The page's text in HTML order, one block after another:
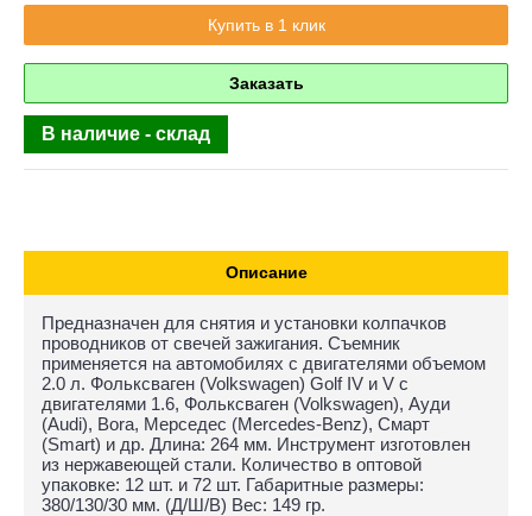
Купить в 1 клик
Заказать
В наличие - склад
Описание
Предназначен для снятия и установки колпачков
проводников от свечей зажигания. Съемник
применяется на автомобилях с двигателями объемом
2.0 л. Фольксваген (Volkswagen) Golf IV и V с
двигателями 1.6, Фольксваген (Volkswagen), Ауди
(Audi), Bora, Мерседес (Mercedes-Benz), Смарт
(Smart) и др. Длина: 264 мм. Инструмент изготовлен
из нержавеющей стали. Количество в оптовой
упаковке: 12 шт. и 72 шт. Габаритные размеры:
380/130/30 мм. (Д/Ш/В) Вес: 149 гр.